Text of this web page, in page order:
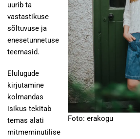
Foto: erakogu
uurib ta
vastastikuse
sõltuvuse ja
enesetunnetuse
teemasid.
Elulugude
kirjutamine
kolmandas
isikus tekitab
temas alati
mitmeminutilise